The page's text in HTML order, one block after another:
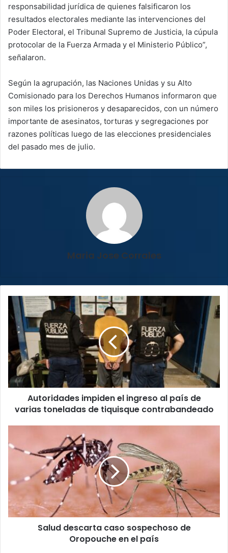
responsabilidad jurídica de quienes falsificaron los
resultados electorales mediante las intervenciones del
Poder Electoral, el Tribunal Supremo de Justicia, la cúpula
protocolar de la Fuerza Armada y el Ministerio Público”,
señalaron.
Según la agrupación, las Naciones Unidas y su Alto
Comisionado para los Derechos Humanos informaron que
son miles los prisioneros y desaparecidos, con un número
importante de asesinatos, torturas y segregaciones por
razones políticas luego de las elecciones presidenciales
del pasado mes de julio.
Maria Jose Corrales
Autoridades
impiden
ingreso
país
de
varias
toneladas
tiquisque
Autoridades impiden el ingreso al país de
varias toneladas de tiquisque contrabandeado
caso
sospechoso
Oropouche
en
el
país
Salud descarta caso sospechoso de
Oropouche en el país